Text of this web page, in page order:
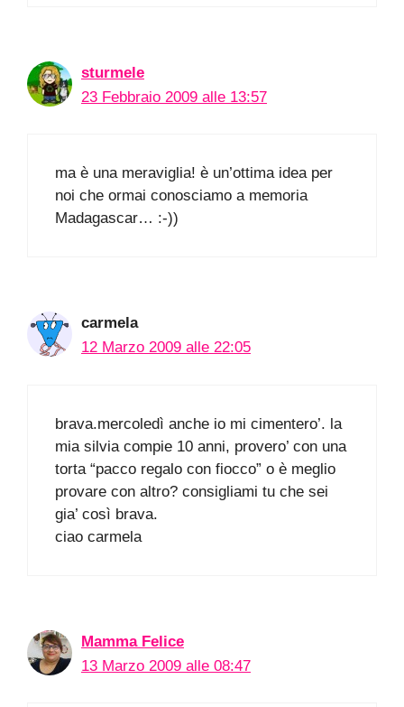
sturmele
23 Febbraio 2009 alle 13:57
ma è una meraviglia! è un’ottima idea per
noi che ormai conosciamo a memoria
Madagascar… :-))
carmela
12 Marzo 2009 alle 22:05
brava.mercoledì anche io mi cimentero’. la
mia silvia compie 10 anni, provero’ con una
torta “pacco regalo con fiocco” o è meglio
provare con altro? consigliami tu che sei
gia’ così brava.
ciao carmela
Mamma Felice
13 Marzo 2009 alle 08:47